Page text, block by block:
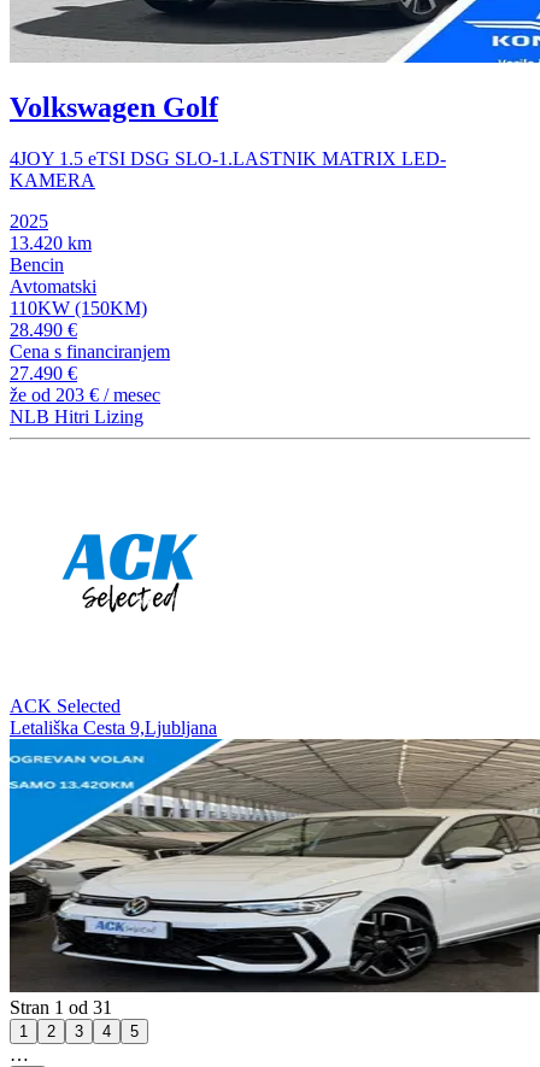
Volkswagen Golf
4JOY 1.5 eTSI DSG SLO-1.LASTNIK MATRIX LED-
KAMERA
2025
13.420 km
Bencin
Avtomatski
110KW (150KM)
28.490 €
Cena s financiranjem
27.490 €
že od 203 € / mesec
NLB Hitri Lizing
ACK Selected
Letališka Cesta 9,Ljubljana
Stran 1 od 31
1 2 3 4 5
…